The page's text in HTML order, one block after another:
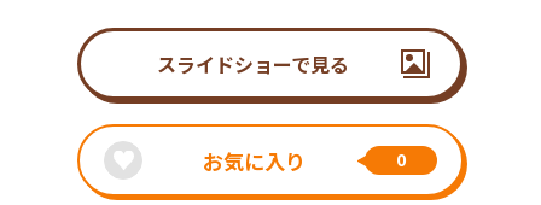
スライドショーで見る
お気に入り 0